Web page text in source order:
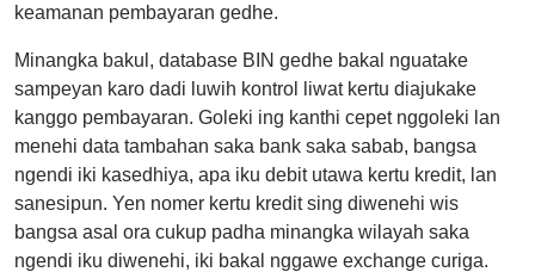
keamanan pembayaran gedhe.
Minangka bakul, database BIN gedhe bakal nguatake
sampeyan karo dadi luwih kontrol liwat kertu diajukake
kanggo pembayaran. Goleki ing kanthi cepet nggoleki lan
menehi data tambahan saka bank saka sabab, bangsa
ngendi iki kasedhiya, apa iku debit utawa kertu kredit, lan
sanesipun. Yen nomer kertu kredit sing diwenehi wis
bangsa asal ora cukup padha minangka wilayah saka
ngendi iku diwenehi, iki bakal nggawe exchange curiga.